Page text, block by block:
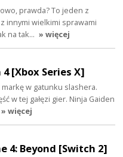
prawda? To jeden z
innymi wielkimi sprawami
na tak… » więcej
[Xbox Series X]
w gatunku slashera.
w tej gałęzi gier. Ninja Gaiden
» więcej
4: Beyond [Switch 2]